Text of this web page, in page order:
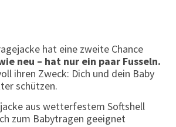
hat eine zweite Chance
neu – hat nur ein paar Fusseln.
ihren Zweck: Dich und dein Baby
schützen.
aus wetterfestem Softshell
zum Babytragen geeignet